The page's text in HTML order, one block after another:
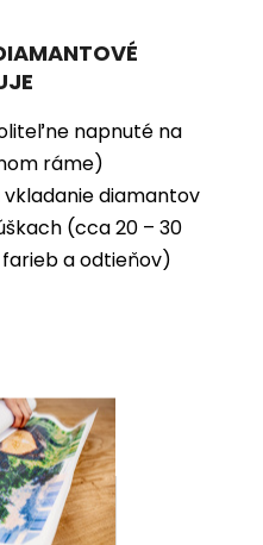
napnuté na
ráme)
diamantov
(cca 20 – 30
a odtieňov)